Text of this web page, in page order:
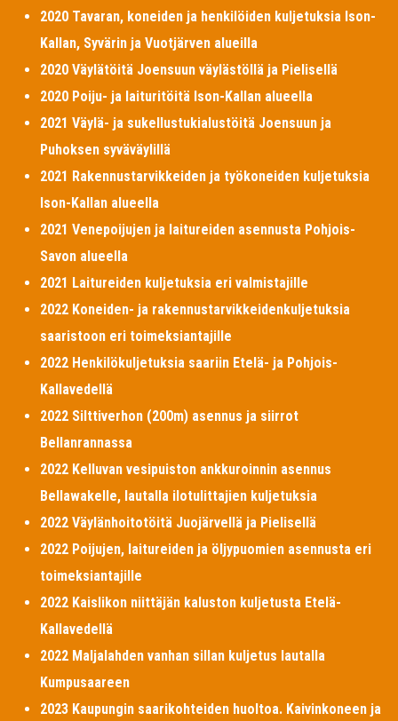
2020 Tavaran, koneiden ja henkilöiden kuljetuksia Ison-
Kallan, Syvärin ja Vuotjärven alueilla
2020 Väylätöitä Joensuun väylästöllä ja Pielisellä
2020 Poiju- ja laituritöitä Ison-Kallan alueella
2021 Väylä- ja sukellustukialustöitä Joensuun ja
Puhoksen syväväylillä
2021 Rakennustarvikkeiden ja työkoneiden kuljetuksia
Ison-Kallan alueella
2021 Venepoijujen ja laitureiden asennusta Pohjois-
Savon alueella
2021 Laitureiden kuljetuksia eri valmistajille
2022 Koneiden- ja rakennustarvikkeidenkuljetuksia
saaristoon eri toimeksiantajille
2022 Henkilökuljetuksia saariin Etelä- ja Pohjois-
Kallavedellä
2022 Silttiverhon (200m) asennus ja siirrot
Bellanrannassa
2022 Kelluvan vesipuiston ankkuroinnin asennus
Bellawakelle, lautalla ilotulittajien kuljetuksia
2022 Väylänhoitotöitä Juojärvellä ja Pielisellä
2022 Poijujen, laitureiden ja öljypuomien asennusta eri
toimeksiantajille
2022 Kaislikon niittäjän kaluston kuljetusta Etelä-
Kallavedellä
2022 Maljalahden vanhan sillan kuljetus lautalla
Kumpusaareen
2023 Kaupungin saarikohteiden huoltoa. Kaivinkoneen ja